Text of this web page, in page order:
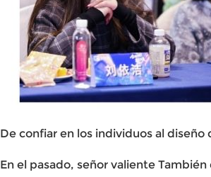
De confiar en los individuos al diseño
En el pasado, señor valiente También